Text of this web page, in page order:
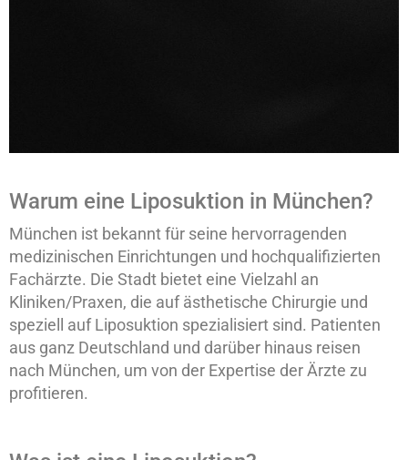
Warum eine Liposuktion in München?
München ist bekannt für seine hervorragenden
medizinischen Einrichtungen und hochqualifizierten
Fachärzte. Die Stadt bietet eine Vielzahl an
Kliniken/Praxen, die auf ästhetische Chirurgie und
speziell auf Liposuktion spezialisiert sind. Patienten
aus ganz Deutschland und darüber hinaus reisen
nach München, um von der Expertise der Ärzte zu
profitieren.